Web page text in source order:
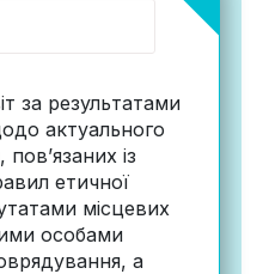
за результатами
актуального
із
етичної
місцевих
особами
а